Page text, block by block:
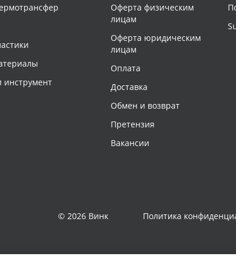
инструмент
Оферта физическим
лицам
Оферта юридическим
лицам
Оплата
Доставка
Обмен и возврат
Претензия
Вакансии
© 2026 Винк Политика